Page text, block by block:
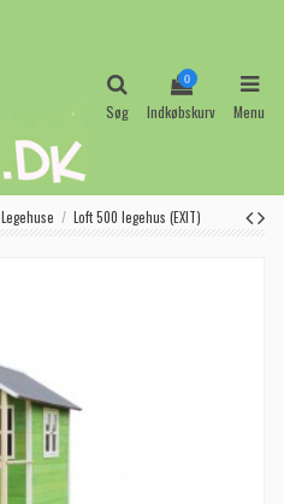
Søg
0
Indkøbskurv Menu
Legehuse Loft 500 legehus (EXIT)